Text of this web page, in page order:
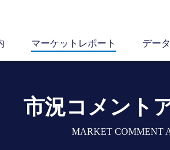
マーケットレポート デー
市況コメント
MARKET COMMENT